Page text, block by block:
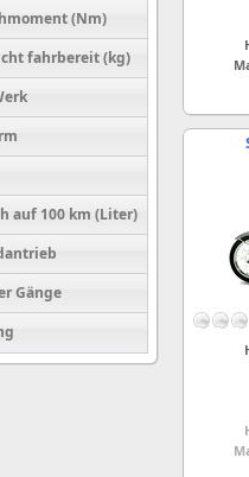
(Nm)
fahrbereit (kg)
auf 100 km (Liter)
Gänge